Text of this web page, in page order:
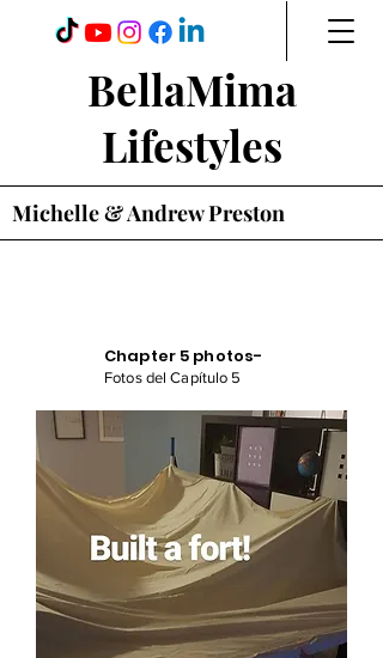
BellaMima
Lifestyles
Michelle & Andrew Preston
Chapter 5 photos-
Fotos del Capítulo 5